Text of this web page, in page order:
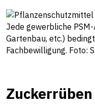
Jede gewerbliche
Gartenbau, etc.)
Fachbewilligung. Foto:
Zuckerrüben